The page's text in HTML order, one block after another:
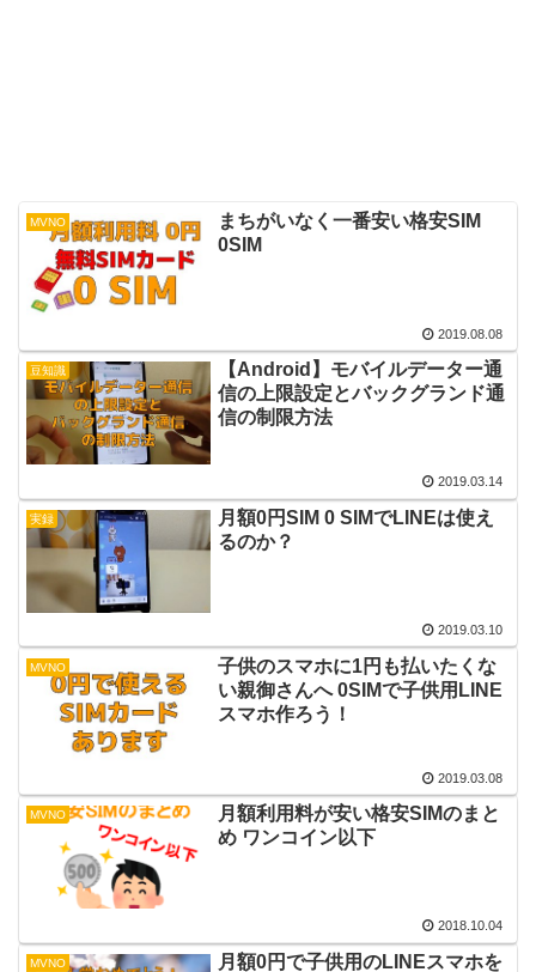
MVNO
まちがいなく一番安い格安SIM
0SIM
2019.08.08
豆知識
【Android】モバイルデーター通
信の上限設定とバックグランド通
信の制限方法
2019.03.14
実録
月額0円SIM 0 SIMでLINEは使え
るのか？
2019.03.10
MVNO
子供のスマホに1円も払いたくな
い親御さんへ 0SIMで子供用LINE
スマホ作ろう！
2019.03.08
MVNO
月額利用料が安い格安SIMのまと
め ワンコイン以下
2018.10.04
MVNO
月額0円で子供用のLINEスマホを